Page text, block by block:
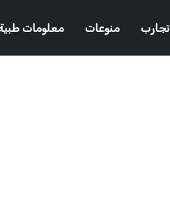
تجارب منوعات معلومات